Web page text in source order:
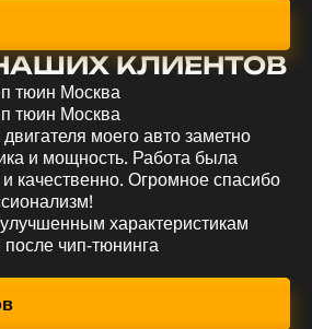
КЛИЕНТОВ
моего авто заметно
и мощность. Работа была
качественно. Огромное спасибо